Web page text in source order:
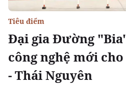
Đại gia Đường
công nghệ mới
- Thái Nguyên
Tiêu điểm